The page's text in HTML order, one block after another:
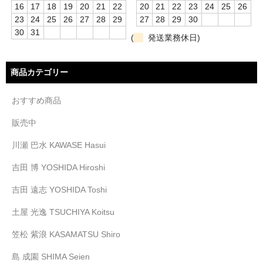
16
17 18 19 20 21
22
23
24 25 26 27 28
29
30
31
20
21 22 23 24 25
26
27
28 29
30
(
発送業務休日)
商品カテゴリー
おすすめ商品
販売中
川瀬 巴水 KAWASE Hasui
吉田 博 YOSHIDA Hiroshi
吉田 遠志 YOSHIDA Toshi
土屋 光逸 TSUCHIYA Koitsu
笠松 紫浪 KASAMATSU Shiro
島 成園 SHIMA Seien